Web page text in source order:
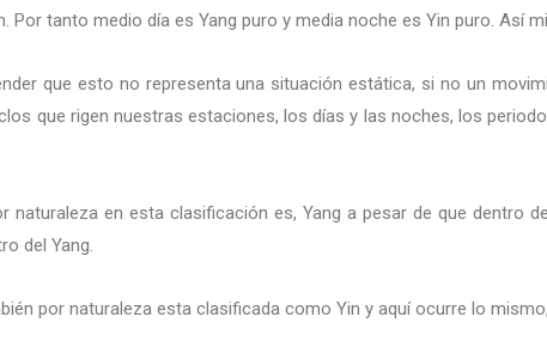
Por tanto medio día es Yang puro y media noche es Yin puro. Así
que esto no representa una situación estática, si no un
que rigen nuestras estaciones, los días y las noches, los
naturaleza en esta clasificación es, Yang a pesar de que dentro
del Yang.
por naturaleza esta clasificada como Yin y aquí ocurre lo